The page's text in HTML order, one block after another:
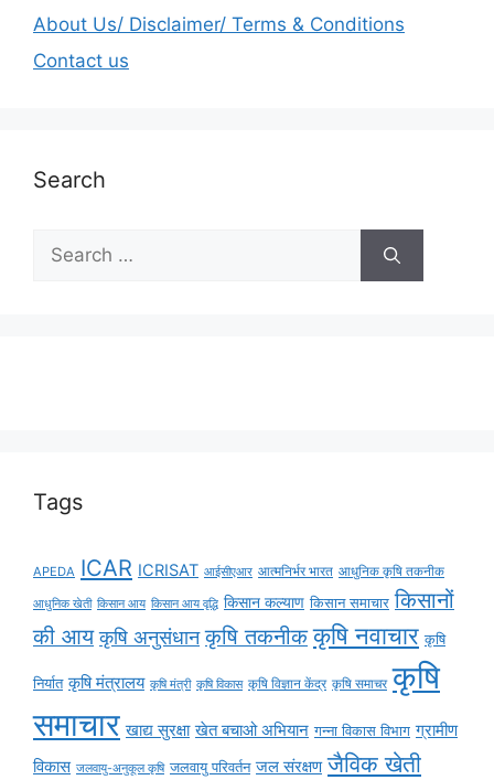
About Us/ Disclaimer/ Terms & Conditions
Contact us
Search
Tags
APEDA ICAR ICRISAT आईसीएआर आत्मनिर्भर भारत आधुनिक कृषि तकनीक
आधुनिक खेती किसान आय किसान आय वृद्धि किसान कल्याण किसान समाचार किसानों
की आय कृषि अनुसंधान कृषि तकनीक कृषि नवाचार कृषि
निर्यात कृषि मंत्रालय कृषि मंत्री कृषि विकास कृषि विज्ञान केंद्र कृषि समाचर कृषि
समाचार खाद्य सुरक्षा खेत बचाओ अभियान गन्ना विकास विभाग ग्रामीण
विकास जलवायु-अनुकूल कृषि जलवायु परिवर्तन जल संरक्षण जैविक खेती